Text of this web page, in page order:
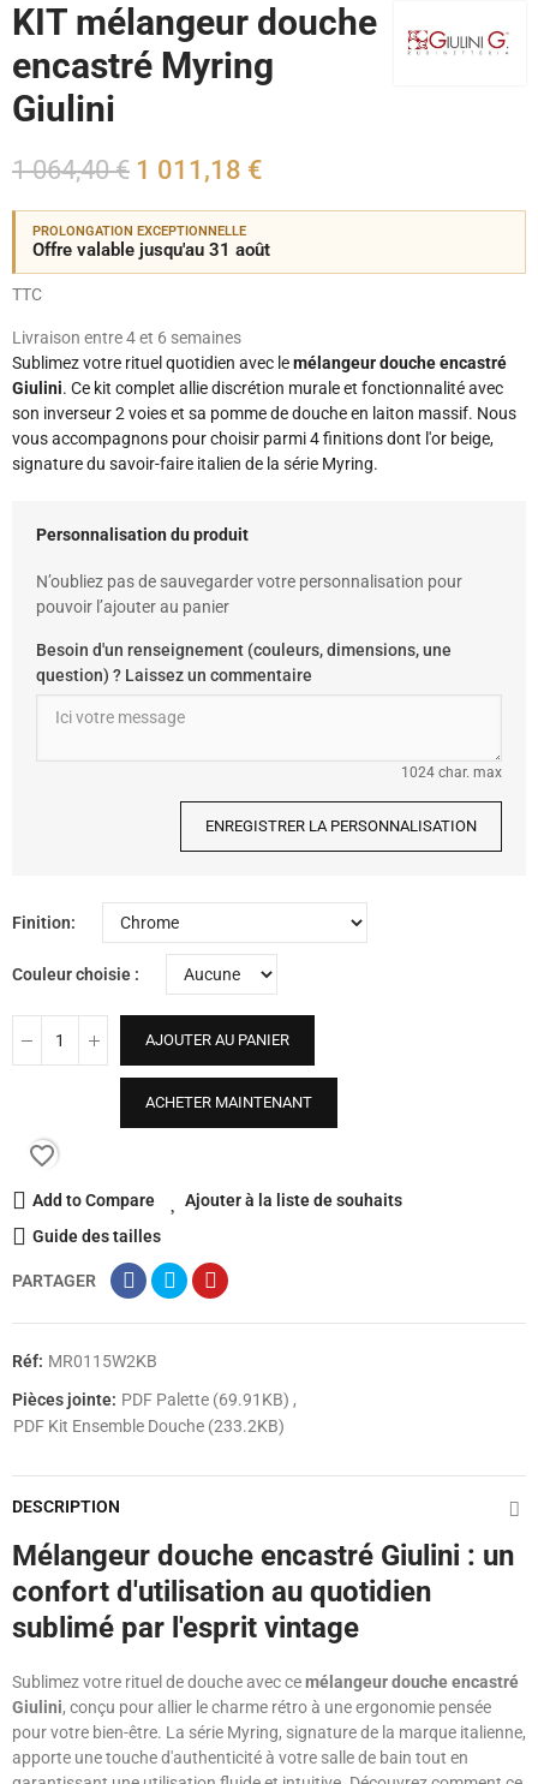
KIT mélangeur douche
encastré Myring
Giulini
1 064,40 € 1 011,18 €
PROLONGATION EXCEPTIONNELLE
Offre valable jusqu'au 31 août
TTC
Livraison entre 4 et 6 semaines
Sublimez votre rituel quotidien avec lemélangeur douche encastré
Giulini. Ce kit complet allie discrétion murale et fonctionnalité avec
son inverseur 2 voies et sa pomme de douche en laiton massif. Nous
vous accompagnons pour choisir parmi 4 finitions dont l'or beige,
signature du savoir-faire italien de la série Myring.
Personnalisation du produit
N’oubliez pas de sauvegarder votre personnalisation pour
pouvoir l’ajouter au panier
Besoin d'un renseignement (couleurs, dimensions, une
question) ? Laissez un commentaire
1024 char. max
ENREGISTRER LA PERSONNALISATION
Finition
Couleur choisie
AJOUTER AU PANIER
ACHETER MAINTENANT
favorite_border
Add to Compare
Ajouter à la liste de souhaits
Guide des tailles
PARTAGER
Réf: MR0115W2KB
Pièces jointe: PDF Palette (69.91KB)
PDF Kit Ensemble Douche (233.2KB)
DESCRIPTION
Mélangeur douche encastré Giulini : un
confort d'utilisation au quotidien
sublimé par l'esprit vintage
Sublimez votre rituel de douche avec cemélangeur douche encastré
Giulini, conçu pour allier le charme rétro à une ergonomie pensée
pour votre bien-être. La série Myring, signature de la marque italienne,
apporte une touche d'authenticité à votre salle de bain tout en